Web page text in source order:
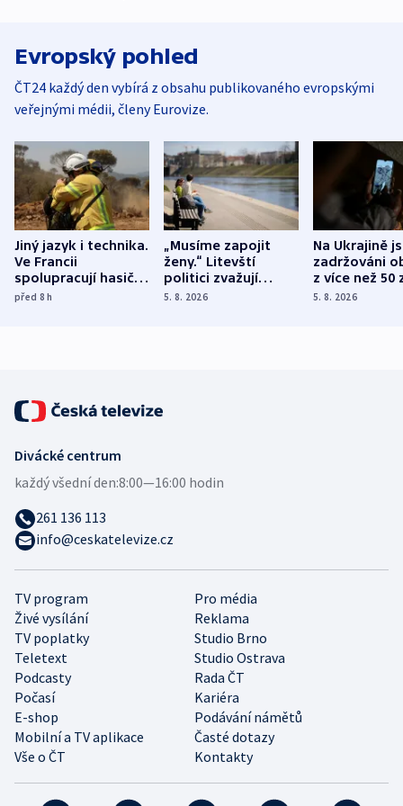
Evropský pohled
ČT24 každý den vybírá z obsahu publikovaného evropskými
veřejnými médii, členy Eurovize.
Jiný jazyk i technika.
Ve Francii
spolupracují hasiči z
různých zemí
před 8h
„Musíme zapojit
ženy.“ Litevští
politici zvažují
dohodu o
5. 8. 2026
Na Ukrajině
zadržováni
z více než 50
Bojovali na
5. 8. 2026
TV program
Pro média
Živé vysílání
Reklama
TV poplatky
Studio Brno
Teletext
Studio Ostrava
Podcasty
Rada ČT
Počasí
Kariéra
E-shop
Podávání námětů
Mobilní a TV aplikace
Časté dotazy
Vše o ČT
Kontakty
Divácké centrum
každý všední den:8:00—16:00 hodin
261 136 113
info@ceskatelevize.cz